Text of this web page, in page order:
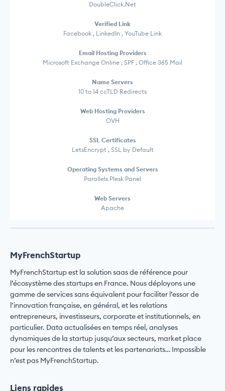
DoubleClick.Net
Verified Link
Facebook , LinkedIn , YouTube Link
Email Hosting Providers
Microsoft Exchange Online , SPF , Office 365 Mail
Name Servers
10 to 14 ccTLD Redirects
Web Hosting Providers
OVH
SSL Certificates
LetsEncrypt , SSL by Default
Operating Systems and Servers
Parallels Plesk Panel
Web Servers
Apache
MyFrenchStartup
MyFrenchStartup est la solution saas de référence pour
l’écosystème des startups en France. Nous déployons une
gamme de services sans équivalent pour faciliter l’essor de
l’innovation française, en général, et les relations
entrepreneurs, investisseurs, corporate et institutionnels, en
particulier. Data actualisées en temps réel, analyses
dynamiques de la startup jusqu’aux secteurs, market place
pour les rencontres de talents et les partenariats… Impossible
n’est pas MyFrenchStartup.
Liens rapides